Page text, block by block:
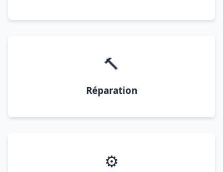
🔨
Réparation
⚙️